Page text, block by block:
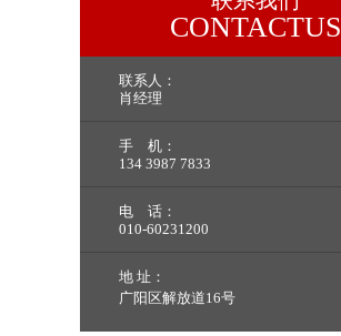
CONTACTUS
联系人：
肖经理
手 机：
134 3987 7833
电 话：
010-60231200
地 址：
广阳区解放道16号